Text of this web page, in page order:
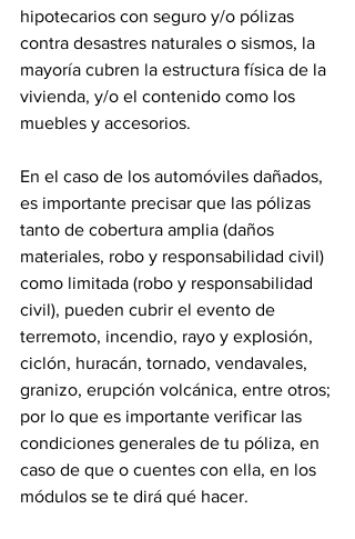
hipotecarios con seguro y/o pólizas
contra desastres naturales o sismos, la
mayoría cubren la estructura física de la
vivienda, y/o el contenido como los
muebles y accesorios.
En el caso de los automóviles dañados,
es importante precisar que las pólizas
tanto de cobertura amplia (daños
materiales, robo y responsabilidad civil)
como limitada (robo y responsabilidad
civil), pueden cubrir el evento de
terremoto, incendio, rayo y explosión,
ciclón, huracán, tornado, vendavales,
granizo, erupción volcánica, entre otros;
por lo que es importante verificar las
condiciones generales de tu póliza, en
caso de que o cuentes con ella, en los
módulos se te dirá qué hacer.